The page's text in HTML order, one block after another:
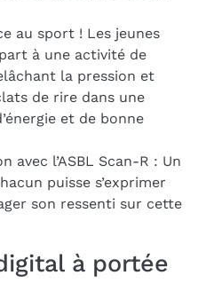
au sport ! Les jeunes
à une activité de
la pression et
de rire dans une
et de bonne
avec l’ASBL Scan-R : Un
puisse s’exprimer
son ressenti sur cette
à portée